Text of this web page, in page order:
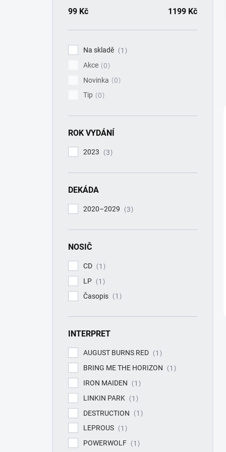
99 Kč 1199 Kč
Na skladě
1
Akce
0
Novinka
0
Tip
0
ROK VYDÁNÍ
2023 3
DEKÁDA
2020–2029 3
NOSIČ
CD
1
LP
1
Časopis
1
INTERPRET
AUGUST BURNS RED
1
BRING ME THE HORIZON
1
IRON MAIDEN
1
LINKIN PARK
1
DESTRUCTION
1
LEPROUS
1
POWERWOLF
1